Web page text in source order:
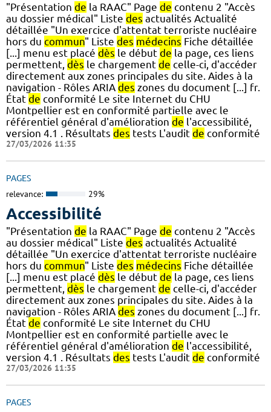
"Présentation de la RAAC" Page de contenu 2 "Accès
au dossier médical" Liste des actualités Actualité
détaillée "Un exercice d'attentat terroriste nucléaire
hors du commun" Liste des médecins Fiche détaillée
[...] menu est placé dès le début de la page, ces liens
permettent, dès le chargement de celle-ci, d'accéder
directement aux zones principales du site. Aides à la
navigation - Rôles ARIA des zones du document [...] fr.
État de conformité Le site Internet du CHU
Montpellier est en conformité partielle avec le
référentiel général d'amélioration de l'accessibilité,
version 4.1 . Résultats des tests L'audit de conformité
27/03/2026 11:35
PAGES
relevance: 29%
Accessibilité
"Présentation de la RAAC" Page de contenu 2 "Accès
au dossier médical" Liste des actualités Actualité
détaillée "Un exercice d'attentat terroriste nucléaire
hors du commun" Liste des médecins Fiche détaillée
[...] menu est placé dès le début de la page, ces liens
permettent, dès le chargement de celle-ci, d'accéder
directement aux zones principales du site. Aides à la
navigation - Rôles ARIA des zones du document [...] fr.
État de conformité Le site Internet du CHU
Montpellier est en conformité partielle avec le
référentiel général d'amélioration de l'accessibilité,
version 4.1 . Résultats des tests L'audit de conformité
27/03/2026 11:35
PAGES